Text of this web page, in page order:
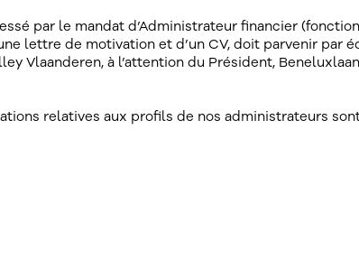
par le mandat d’Administrateur financier
lettre de motivation et d’un CV, doit parvenir par
Vlaanderen, à l’attention du Président,
relatives aux profils de nos administrateurs